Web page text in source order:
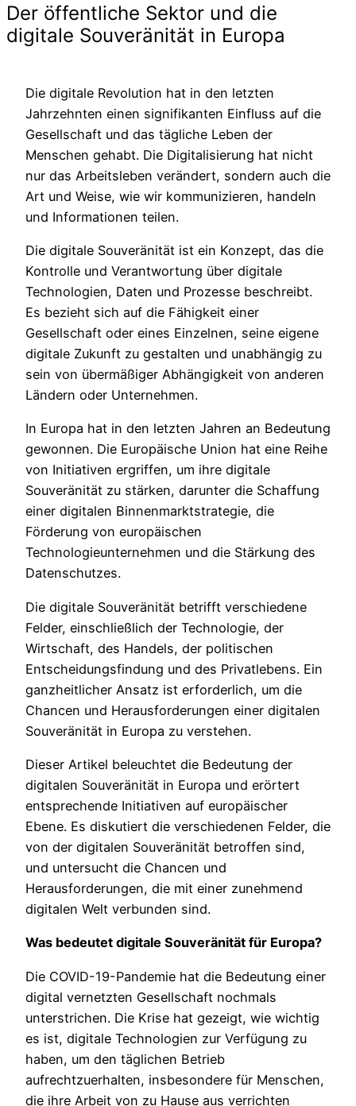
Der öffentliche Sektor und die
digitale Souveränität in Europa
Die digitale Revolution hat in den letzten
Jahrzehnten einen signifikanten Einfluss auf die
Gesellschaft und das tägliche Leben der
Menschen gehabt. Die Digitalisierung hat nicht
nur das Arbeitsleben verändert, sondern auch die
Art und Weise, wie wir kommunizieren, handeln
und Informationen teilen.
Die digitale Souveränität ist ein Konzept, das die
Kontrolle und Verantwortung über digitale
Technologien, Daten und Prozesse beschreibt.
Es bezieht sich auf die Fähigkeit einer
Gesellschaft oder eines Einzelnen, seine eigene
digitale Zukunft zu gestalten und unabhängig zu
sein von übermäßiger Abhängigkeit von anderen
Ländern oder Unternehmen.
In Europa hat in den letzten Jahren an Bedeutung
gewonnen. Die Europäische Union hat eine Reihe
von Initiativen ergriffen, um ihre digitale
Souveränität zu stärken, darunter die Schaffung
einer digitalen Binnenmarktstrategie, die
Förderung von europäischen
Technologieunternehmen und die Stärkung des
Datenschutzes.
Die digitale Souveränität betrifft verschiedene
Felder, einschließlich der Technologie, der
Wirtschaft, des Handels, der politischen
Entscheidungsfindung und des Privatlebens. Ein
ganzheitlicher Ansatz ist erforderlich, um die
Chancen und Herausforderungen einer digitalen
Souveränität in Europa zu verstehen.
Dieser Artikel beleuchtet die Bedeutung der
digitalen Souveränität in Europa und erörtert
entsprechende Initiativen auf europäischer
Ebene. Es diskutiert die verschiedenen Felder, die
von der digitalen Souveränität betroffen sind,
und untersucht die Chancen und
Herausforderungen, die mit einer zunehmend
digitalen Welt verbunden sind.
Was bedeutet digitale Souveränität für Europa?
Die COVID-19-Pandemie hat die Bedeutung einer
digital vernetzten Gesellschaft nochmals
unterstrichen. Die Krise hat gezeigt, wie wichtig
es ist, digitale Technologien zur Verfügung zu
haben, um den täglichen Betrieb
aufrechtzuerhalten, insbesondere für Menschen,
die ihre Arbeit von zu Hause aus verrichten